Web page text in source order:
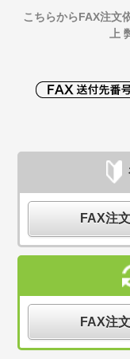
こちらからFAX注文
上
FAX注
FAX注